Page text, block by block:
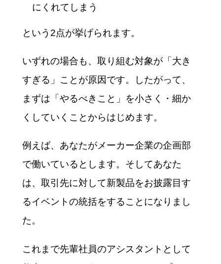
にくれてしまう
という2点が挙げられます。
いずれの場合も、取り組む対象が「大き
すぎる」ことが原因です。したがって、
まずは「やるべきこと」を小さく・細か
くしていくことからはじめます。
例えば、あなたがメーカー企業の企画部
で働いているとします。そしてあなた
は、取引先に対して新製品をお披露目す
るイベントの統括をすることになりまし
た。
これまで先輩社員のアシスタントとして